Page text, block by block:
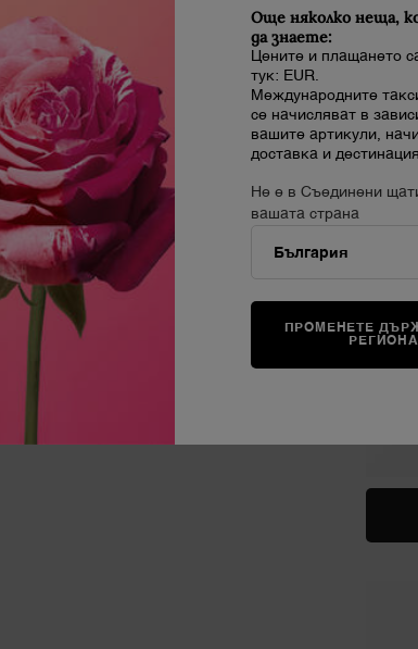
Още няколко неща,
да знаете:
Цените и плащането
тук: EUR.
Международните
се начисляват в
вашите артикули,
доставка и
Не е в Съединени
вашата страна
ПРОМЕНЕТЕ
РЕГИОНА